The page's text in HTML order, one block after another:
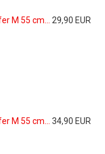
M 55 cm... 29,90 EUR
M 55 cm... 34,90 EUR